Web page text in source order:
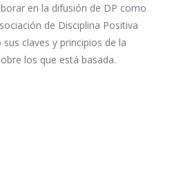
en la difusión de DP como
de Disciplina Positiva
claves y principios de la
los que está basada.